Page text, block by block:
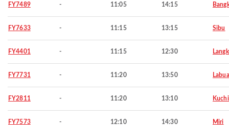
FY7489 - 11:05 14:15
FY7633 - 11:15 13:15 Sibu
FY4401 - 11:15 12:30
FY7731 - 11:20 13:50
FY2811 - 11:20 13:10
FY7573 - 12:10 14:30 Miri